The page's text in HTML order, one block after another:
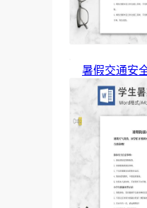
暑假交通安